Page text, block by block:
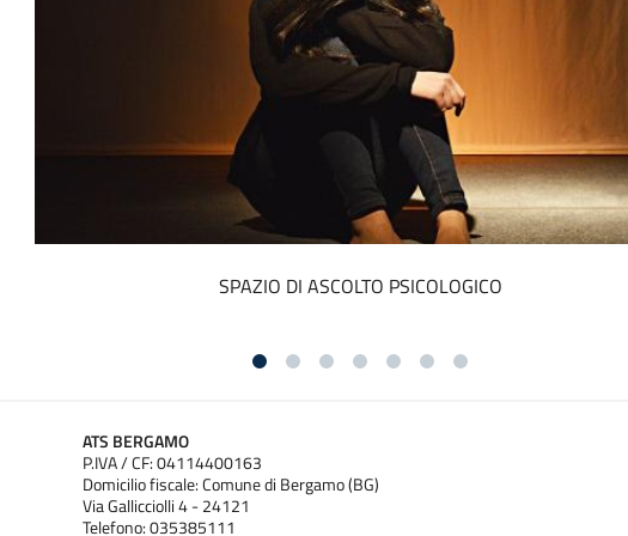
PROGETTO JA-CIRCE
ATS BERGAMO
P.IVA / CF: 04114400163
Domicilio fiscale: Comune di Bergamo (BG)
Via Gallicciolli 4 - 24121
Telefono: 035385111